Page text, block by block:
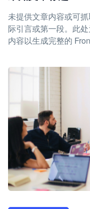
未提供文章内容或可
际引言或第一段。此
内容以生成完整的